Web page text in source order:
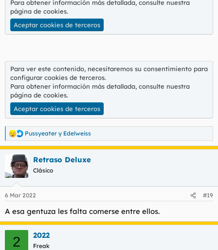
Para obtener información más detallada, consulte nuestra
página de cookies.
Aceptar cookies de terceros
Para ver este contenido, necesitaremos su consentimiento para
configurar cookies de terceros.
Para obtener información más detallada, consulte nuestra
página de cookies.
Aceptar cookies de terceros
R
e
a
c
i
e
:
Pussyeater y Edelweiss
Retraso Deluxe
Clásico
6 Mar 2022 #19
A esa gentuza les falta comerse entre ellos.
2 2022
Freak